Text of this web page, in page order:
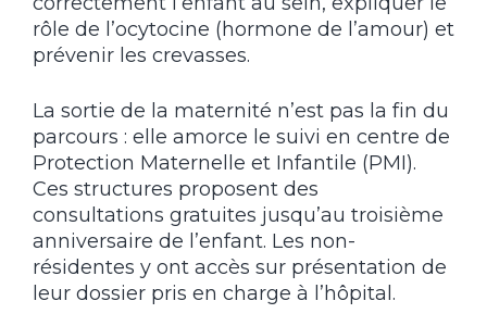
rôle de l’ocytocine (hormone de l’amour) et
prévenir les crevasses.
La sortie de la maternité n’est pas la fin du
parcours : elle amorce le suivi en centre de
Protection Maternelle et Infantile (PMI).
Ces structures proposent des
consultations gratuites jusqu’au troisième
anniversaire de l’enfant. Les non-
résidentes y ont accès sur présentation de
leur dossier pris en charge à l’hôpital.